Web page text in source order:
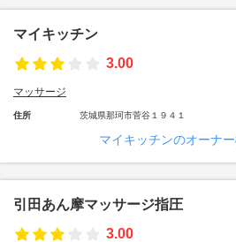
マイキッチン
3.00
マッサージ
住所 茨城県那珂市菅谷１９４１
マイキッチンのオーナ
引田あん摩マッサージ指圧
3.00